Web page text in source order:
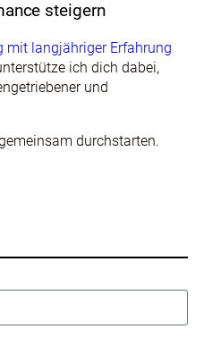
steigern
mit langjähriger Erfahrung
ich dich dabei,
und
durchstarten.